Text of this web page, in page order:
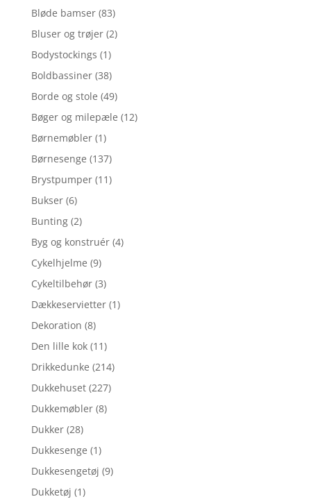
Bløde bamser (83)
Bluser og trøjer (2)
Bodystockings (1)
Boldbassiner (38)
Borde og stole (49)
Bøger og milepæle (12)
Børnemøbler (1)
Børnesenge (137)
Brystpumper (11)
Bukser (6)
Bunting (2)
Byg og konstruér (4)
Cykelhjelme (9)
Cykeltilbehør (3)
Dækkeservietter (1)
Dekoration (8)
Den lille kok (11)
Drikkedunke (214)
Dukkehuset (227)
Dukkemøbler (8)
Dukker (28)
Dukkesenge (1)
Dukkesengetøj (9)
Dukketøj (1)